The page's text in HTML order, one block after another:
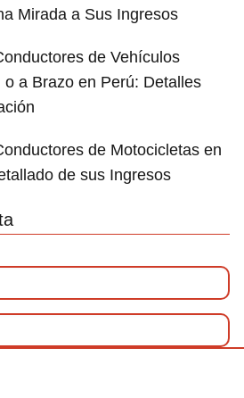
Mirada a Sus Ingresos
de Vehículos
a Brazo en Perú: Detalles
de Motocicletas en
de sus Ingresos